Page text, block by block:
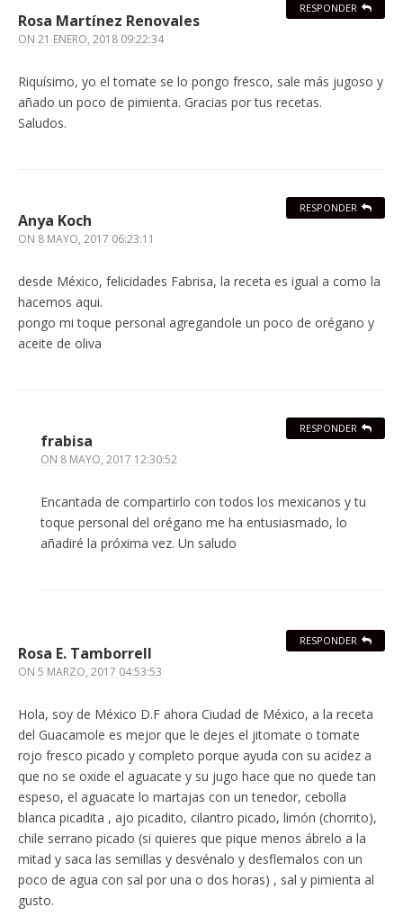
Rosa Martínez Renovales
ON 21 ENERO, 2018 09:22:34
Riquísimo, yo el tomate se lo pongo fresco, sale más jugoso y
añado un poco de pimienta. Gracias por tus recetas.
Saludos.
RESPONDER
Anya Koch
ON 8 MAYO, 2017 06:23:11
desde México, felicidades Fabrisa, la receta es igual a como la
hacemos aqui.
pongo mi toque personal agregandole un poco de orégano y
aceite de oliva
RESPONDER
frabisa
ON 8 MAYO, 2017 12:30:52
Encantada de compartirlo con todos los mexicanos y tu
toque personal del orégano me ha entusiasmado, lo
añadiré la próxima vez. Un saludo
RESPONDER
Rosa E. Tamborrell
ON 5 MARZO, 2017 04:53:53
Hola, soy de México D.F ahora Ciudad de México, a la receta
del Guacamole es mejor que le dejes el jitomate o tomate
rojo fresco picado y completo porque ayuda con su acidez a
que no se oxide el aguacate y su jugo hace que no quede tan
espeso, el aguacate lo martajas con un tenedor, cebolla
blanca picadita , ajo picadito, cilantro picado, limón (chorrito),
chile serrano picado (si quieres que pique menos ábrelo a la
mitad y saca las semillas y desvénalo y desflemalos con un
poco de agua con sal por una o dos horas) , sal y pimienta al
gusto.
RESPONDER